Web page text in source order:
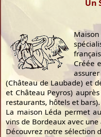
Un
Créée
(Château de Laubade) et
et Château Peyros)
restaurants, hôtels et bars).
La maison Léda permet
vins de Bordeaux avec
Découvrez notre sélection